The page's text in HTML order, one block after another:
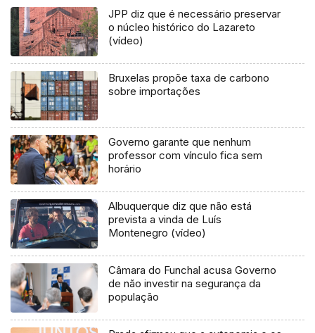
JPP diz que é necessário preservar
o núcleo histórico do Lazareto
(vídeo)
Bruxelas propõe taxa de carbono
sobre importações
Governo garante que nenhum
professor com vínculo fica sem
horário
Albuquerque diz que não está
prevista a vinda de Luís
Montenegro (vídeo)
Câmara do Funchal acusa Governo
de não investir na segurança da
população